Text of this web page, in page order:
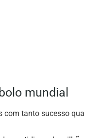
mundial
tanto sucesso